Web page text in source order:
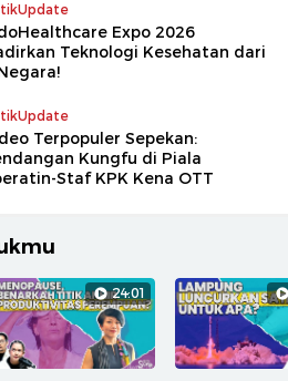
Expo 2026
Teknologi Kesehatan dari
Terpopuler Sepekan:
Kungfu di Piala
Staf KPK Kena OTT
24:01